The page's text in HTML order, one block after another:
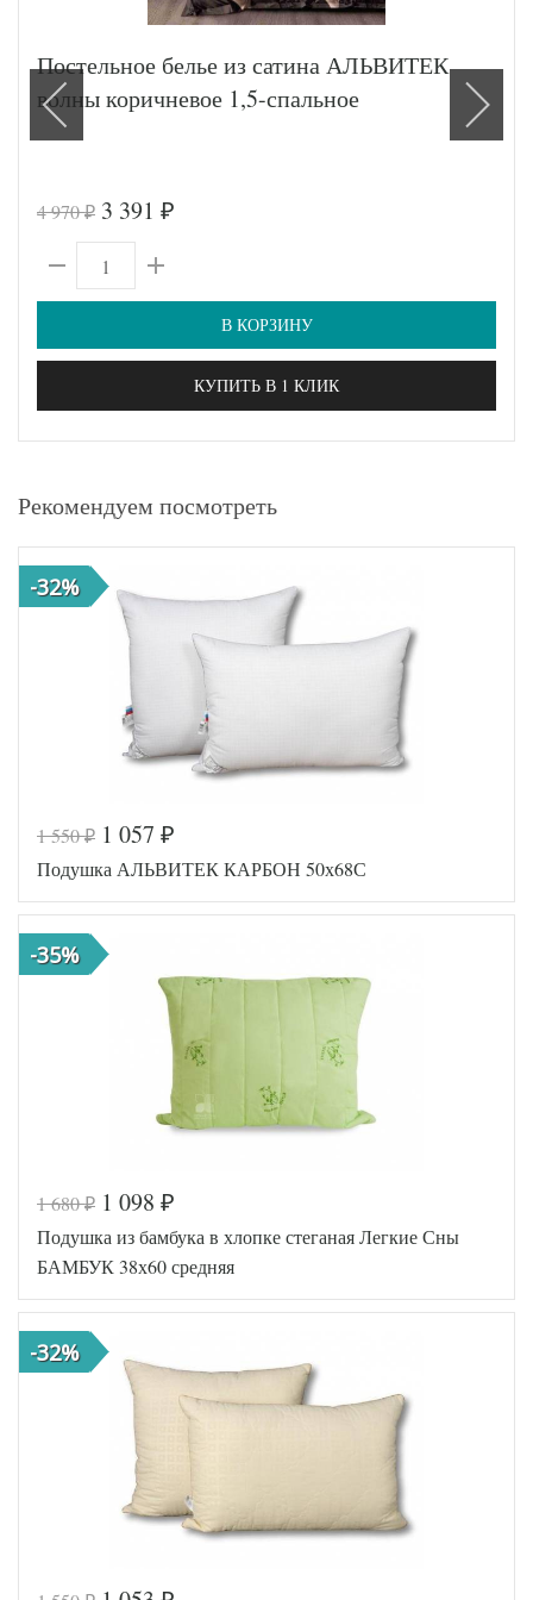
Постельное белье из сатина АЛЬВИТЕК
волны коричневое 1,5-спальное
4 970₽ 3 391 ₽
В КОРЗИНУ
КУПИТЬ В 1 КЛИК
Рекомендуем посмотреть
-32%
Код товара
Артикул
AL4607048013
Средняя
Размер
подушки
50х68
Наполнитель
искусственный
Микрофибра
АльВиТек
1 550₽ 1 057 ₽
Подушка АЛЬВИТЕК КАРБОН 50х68С
-35%
1 680₽ 1 098 ₽
Подушка из бамбука в хлопке стеганая Легкие Сны
БАМБУК 38х60 средняя
-32%